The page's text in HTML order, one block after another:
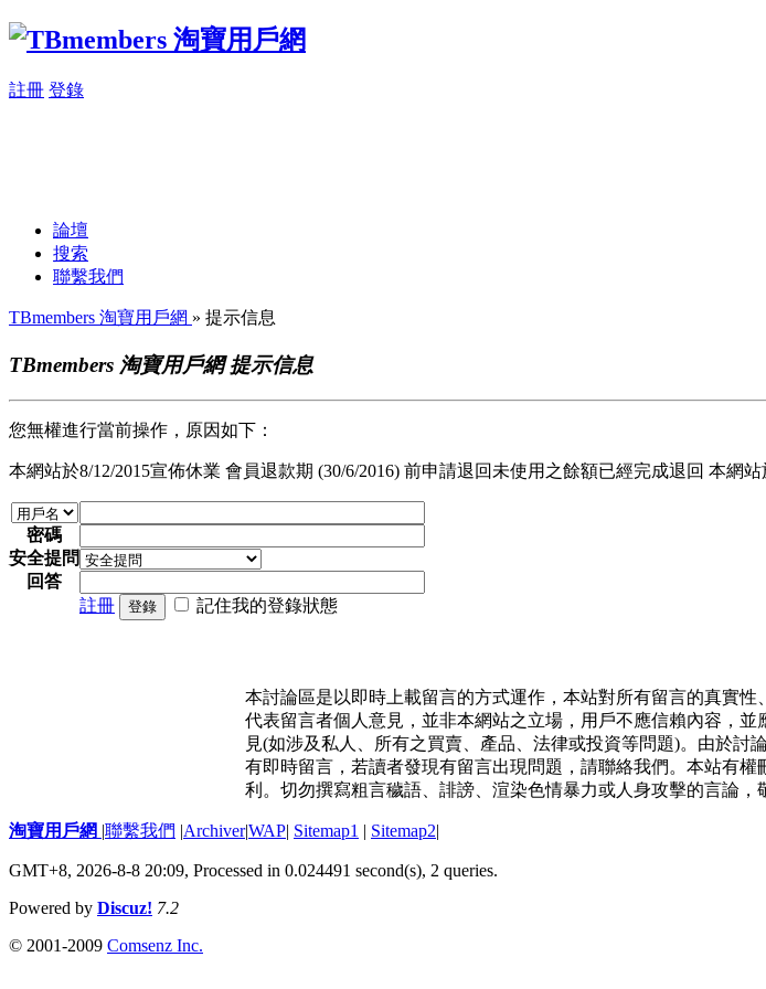
註冊 登錄
論壇
搜索
聯繫我們
TBmembers 淘寶用戶網 » 提示信息
TBmembers 淘寶用戶網 提示信息
您無權進行當前操作，原因如下：
本網站於8/12/2015宣佈休業 會員退款期 (30/6/2016) 前申請退回未使用之餘額已經完成退回 本網站
密碼
安全提問
回答
註冊
登錄 記住我的登錄狀態
本討論區是以即時上載留言的方式運作，本站對所有留言的真實
代表留言者個人意見，並非本網站之立場，用戶不應信賴內容，
見(如涉及私人、所有之買賣、產品、法律或投資等問題)。由於
有即時留言，若讀者發現有留言出現問題，請聯絡我們。本站有
利。切勿撰寫粗言穢語、誹謗、渲染色情暴力或人身攻擊的言論，
淘寶用戶網 |聯繫我們 |Archiver|WAP| Sitemap1 | Sitemap2|
GMT+8, 2026-8-8 20:09, Processed in 0.024491 second(s), 2 queries.
Powered by Discuz! 7.2
© 2001-2009 Comsenz Inc.